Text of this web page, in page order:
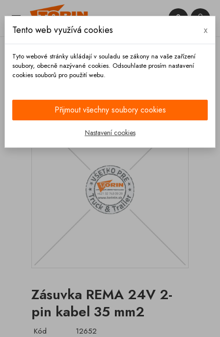
 

Zásuvka REMA 24V 2-
pin kabel 35 mm2
Kód
12652
Tento web využívá cookies x
Tyto webové stránky ukládají v souladu se zákony na vaše zařízení
soubory, obecně nazývané cookies. Odsouhlaste prosím nastavení
cookies souborů pro použití webu.
Přijmout všechny soubory cookies
Nastavení cookies